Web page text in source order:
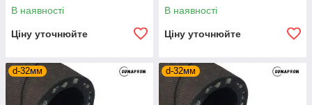
В наявності
Ціну уточнюйте
В наявності
Ціну уточнюйте
d-32мм d-32мм